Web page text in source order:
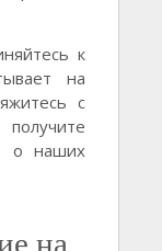
к
на
с
о наших
на